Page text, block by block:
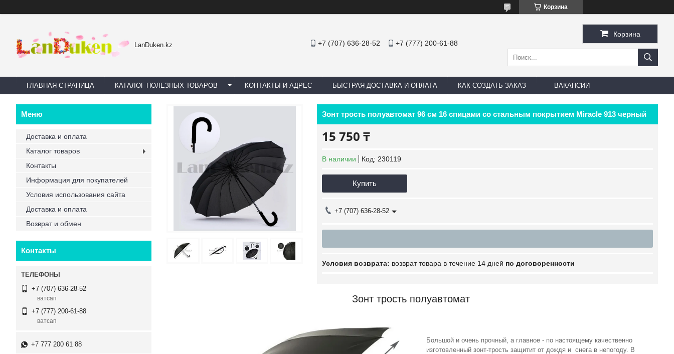
Корзина
LanDuken.kz +7 (707) 636-28-52 +7 (777) 200-61-88
Корзина
ГЛАВНАЯ СТРАНИЦА КАТАЛОГ ПОЛЕЗНЫХ ТОВАРОВ КОНТАКТЫ И АДРЕС БЫСТРАЯ ДОСТАВКА И ОПЛАТА КАК СОЗДАТЬ ЗАКАЗ ВАКАНСИИ
Зонт трость полуавтомат 96 см 16 спицами со стальным покрытием Miracle 913 черный
15 750 ₸
В наличии Код: 230119
Купить
+7 (707) 636-28-52
возврат товара в течение 14 дней по договоренности
Зонт трость полуавтомат
Большой и очень прочный, а главное - по настоящему качественно
изготовленный зонт-трость защитит от дождя и снега в непогоду. В
Доставка и оплата
Каталог товаров
Контакты
Информация для покупателей
Условия использования сайта
Доставка и оплата
Возврат и обмен
Контакты
+7 (707) 636-28-52
ватсап
+7 (777) 200-61-88
ватсап
+7 777 200 61 88